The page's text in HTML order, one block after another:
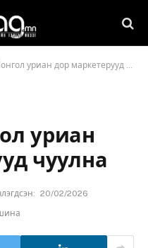
уриан дор маркетерууд чуулна
уриан
чуулна
20/02/2026